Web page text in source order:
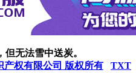
无法雪中送炭。
产权有限公司 版权所有
TXT